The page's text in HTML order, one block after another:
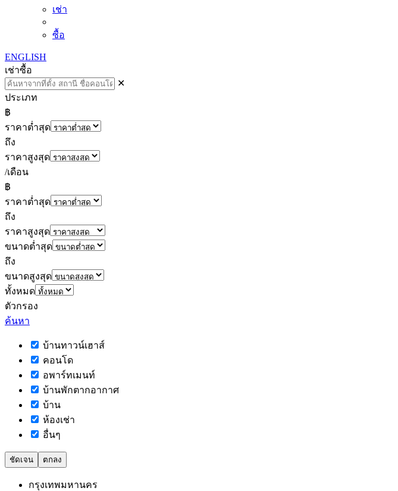
เช่า
ซื้อ
ENGLISH
เช่าซื้อ
✕
ประเภท
฿
ราคาต่ำสุด
ถึง
ราคาสูงสุด
/เดือน
฿
ราคาต่ำสุด
ถึง
ราคาสูงสุด
ขนาดต่ำสุด
ถึง
ขนาดสูงสุด
ทั้งหมด
ตัวกรอง
ค้นหา
บ้านทาวน์เฮาส์
คอนโด
อพาร์ทเมนท์
บ้านพักตากอากาศ
บ้าน
ห้องเช่า
อื่นๆ
ชัดเจน ตกลง
กรุงเทพมหานคร